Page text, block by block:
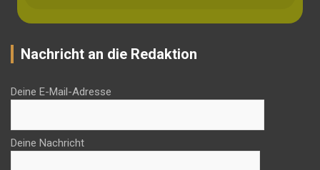
Nachricht an die Redaktion
Deine E-Mail-Adresse
Deine Nachricht